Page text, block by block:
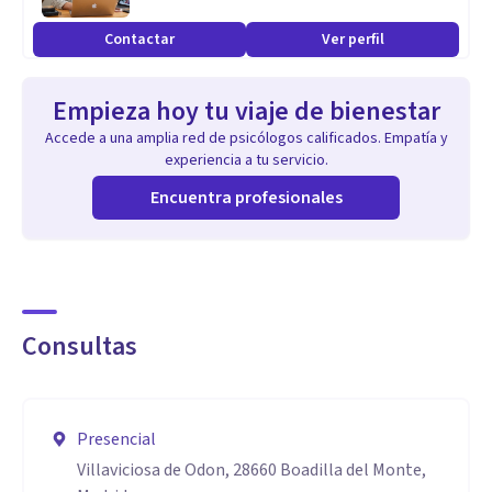
elaboración de duelos, conflictos internos, ansiedad,
dificultades vinculares y búsqueda de sentido. Integro
emocional y transpersonal y psicoanalitico— adaptándome
a las necesidades de cada persona. Cuento también con
experiencia en entornos de alta exigencia, lo que me
permite entender de cerca cómo la presión y la
persona, manteniendo una presencia atenta y respetuosa.
Suelo establecer vínculos terapéuticos sólidos, donde el
Contactar Ver perfil
Empieza hoy tu viaje de bienestar
Accede a una amplia red de psicólogos calificados. Empatía y
experiencia a tu servicio.
Encuentra profesionales
Consultas
Presencial
Villaviciosa de Odon, 28660 Boadilla del Monte,